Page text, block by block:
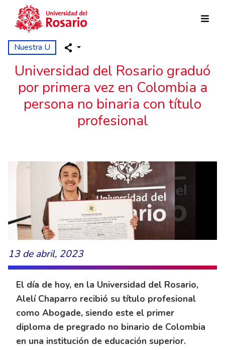
Pasar al contenido principal
Nuestra U
Universidad del Rosario graduó
por primera vez en Colombia a
persona no binaria con título
profesional
13 de abril, 2023
El día de hoy, en la Universidad del Rosario,
Alelí Chaparro recibió su título profesional
como Abogade, siendo este el primer
diploma de pregrado no binario de Colombia
en una institución de educación superior.